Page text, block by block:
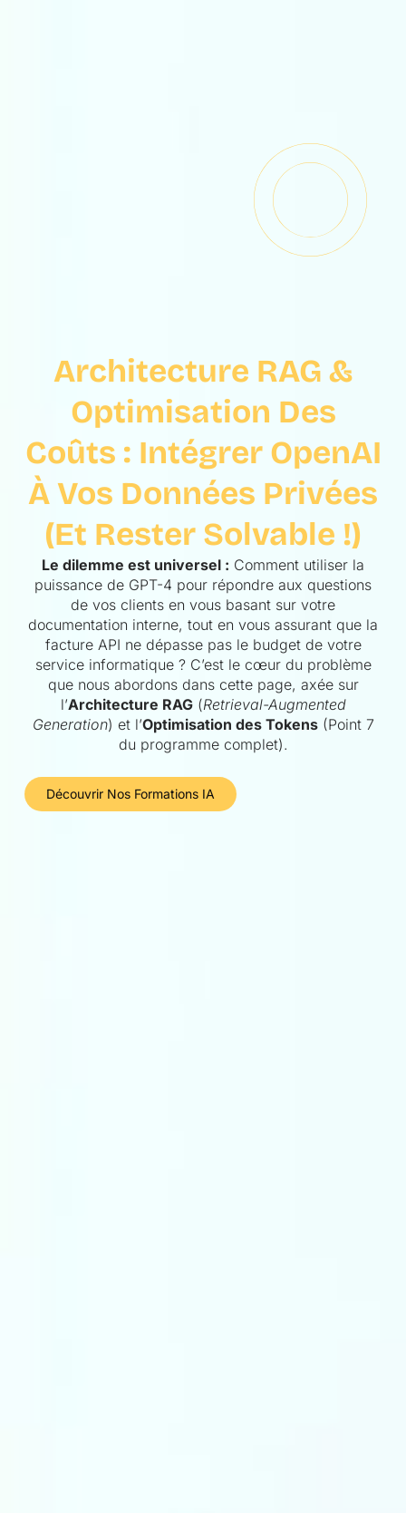
Architecture RAG &
Optimisation Des
Coûts : Intégrer OpenAI
À Vos Données Privées
(et Rester Solvable !)
Le dilemme est universel : Comment utiliser la
puissance de GPT-4 pour répondre aux questions
de vos clients en vous basant sur votre
documentation interne, tout en vous assurant que la
facture API ne dépasse pas le budget de votre
service informatique ? C’est le cœur du problème
que nous abordons dans cette page, axée sur
l’Architecture RAG(Retrieval-Augmented
Generation) et l’Optimisation des Tokens(Point 7
du programme complet).
Découvrir Nos Formations IA